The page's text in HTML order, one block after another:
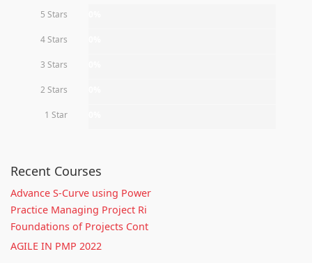
5 Stars
4 Stars
3 Stars
2 Stars
1 Star
Recent Courses
Advance S-Curve using Power
Practice Managing Project Ri
Foundations of Projects Cont
AGILE IN PMP 2022